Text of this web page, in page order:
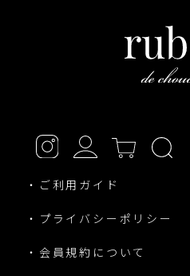
・ご利用ガイド
・プライバシーポリシー
・会員規約について